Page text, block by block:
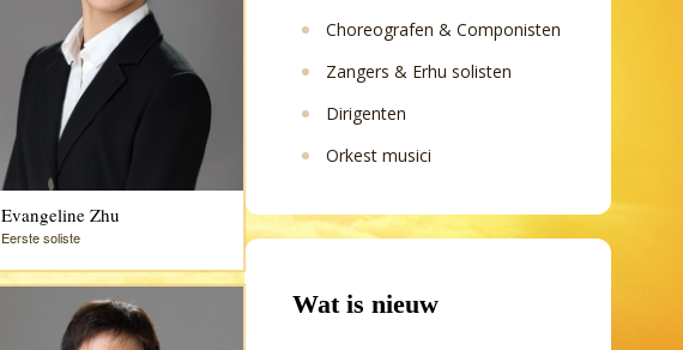
Evangeline Zhu
Eerste soliste
Choreografen & Componisten
Zangers & Erhu solisten
Dirigenten
Orkest musici
Wat is nieuw